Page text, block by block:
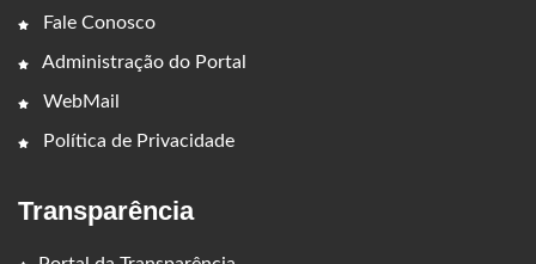
Fale Conosco
Administração do Portal
WebMail
Política de Privacidade
Transparência